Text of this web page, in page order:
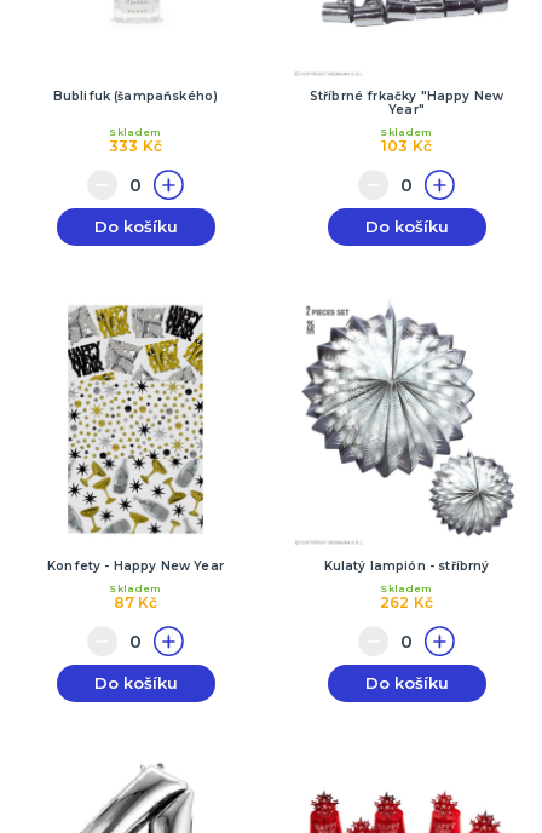
Bublifuk (šampaňského)
333 Kč
Skladem
Do košíku
Stříbrné frkačky "Happy New
Year"
103 Kč
Skladem
Do košíku
Konfety - Happy New Year
87 Kč
Skladem
Do košíku
Kulatý lampión - stříbrný
262 Kč
Skladem
Do košíku